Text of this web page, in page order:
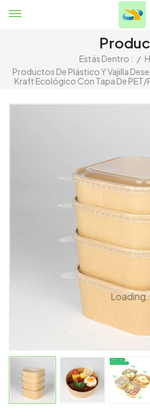
Estás Dentro : /
Productos De Plástico Y Vajilla
Kraft Ecológico Con Tapa De PET/